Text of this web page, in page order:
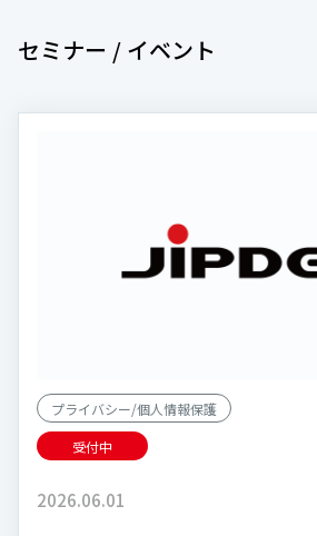
セミナー / イベント
プライバシー/個人情報保護
受付中
2026.06.01